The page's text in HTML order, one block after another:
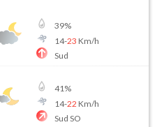
39%
14-23 Km/h
Sud
41%
14-22 Km/h
Sud SO